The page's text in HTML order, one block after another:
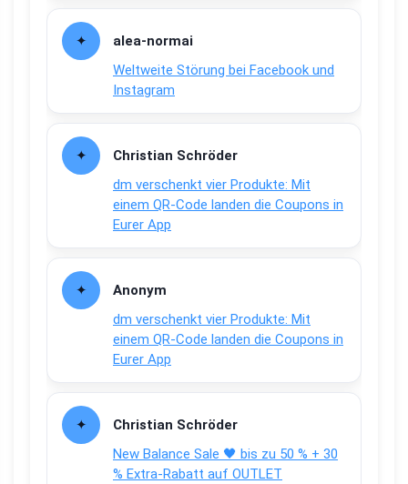
alea-normai
Weltweite Störung bei Facebook und
Instagram
Christian Schröder
dm verschenkt vier Produkte: Mit
einem QR-Code landen die Coupons in
Eurer App
Anonym
dm verschenkt vier Produkte: Mit
einem QR-Code landen die Coupons in
Eurer App
Christian Schröder
New Balance Sale 🖤 bis zu 50 % + 30
% Extra-Rabatt auf OUTLET